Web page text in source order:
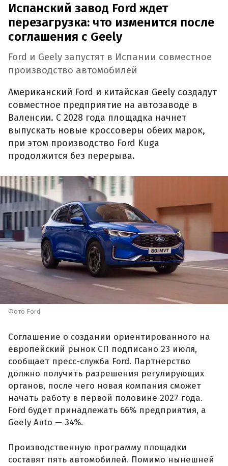
Испанский завод Ford ждет
перезагрузка: что изменится после
соглашения с Geely
Ford и Geely запустят в Испании совместное
производство автомобилей
Американский Ford и китайская Geely создадут
совместное предприятие на автозаводе в
Валенсии. С 2028 года площадка начнет
выпускать новые кроссоверы обеих марок,
при этом производство Ford Kuga
продолжится без перерыва.
Фото Ford
Соглашение о создании ориентированного на
европейский рынок СП подписано 23 июля,
сообщает пресс-служба Ford. Партнерство
должно получить разрешения регулирующих
органов, после чего новая компания сможет
начать работу в первой половине 2027 года.
Ford будет принадлежать 66% предприятия, а
Geely Auto — 34%.
Производственную программу площадки
составят пять автомобилей. Помимо нынешней